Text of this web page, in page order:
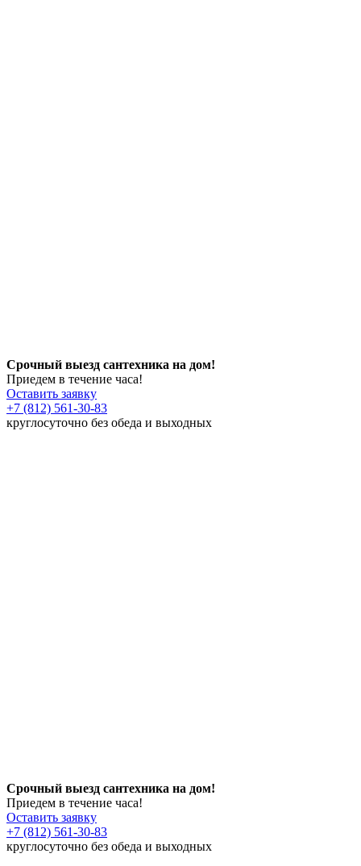
Срочный выезд сантехника на дом!
Приедем в течение часа!
Оставить заявку
+7 (812) 561-30-83
круглосуточно без обеда и выходных
Срочный выезд сантехника на дом!
Приедем в течение часа!
Оставить заявку
+7 (812) 561-30-83
круглосуточно без обеда и выходных